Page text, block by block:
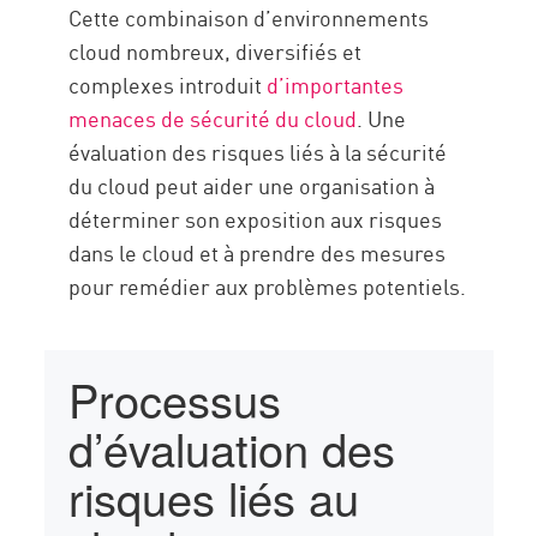
Cette combinaison d’environnements
cloud nombreux, diversifiés et
complexes introduit d’importantes
menaces de sécurité du cloud. Une
évaluation des risques liés à la sécurité
du cloud peut aider une organisation à
déterminer son exposition aux risques
dans le cloud et à prendre des mesures
pour remédier aux problèmes potentiels.
Processus
d’évaluation des
risques liés au